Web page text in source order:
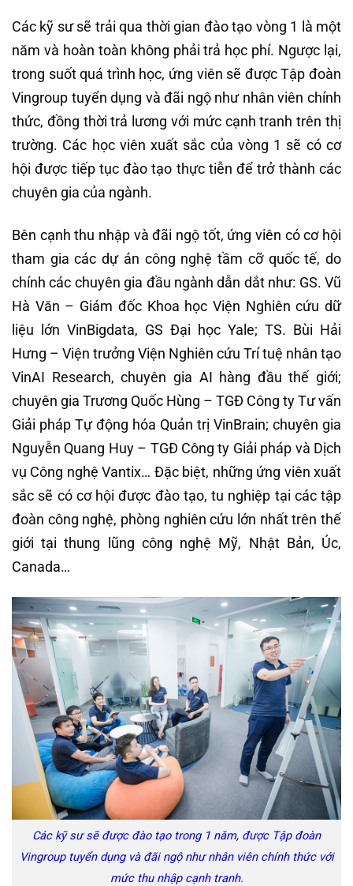
Các kỹ sư sẽ trải qua thời gian đào tạo vòng 1 là một
năm và hoàn toàn không phải trả học phí. Ngược lại,
trong suốt quá trình học, ứng viên sẽ được Tập đoàn
Vingroup tuyển dụng và đãi ngộ như nhân viên chính
thức, đồng thời trả lương với mức cạnh tranh trên thị
trường. Các học viên xuất sắc của vòng 1 sẽ có cơ
hội được tiếp tục đào tạo thực tiễn để trở thành các
chuyên gia của ngành.
Bên cạnh thu nhập và đãi ngộ tốt, ứng viên có cơ hội
tham gia các dự án công nghệ tầm cỡ quốc tế, do
chính các chuyên gia đầu ngành dẫn dắt như: GS. Vũ
Hà Văn – Giám đốc Khoa học Viện Nghiên cứu dữ
liệu lớn VinBigdata, GS Đại học Yale; TS. Bùi Hải
Hưng – Viện trưởng Viện Nghiên cứu Trí tuệ nhân tạo
VinAI Research, chuyên gia AI hàng đầu thế giới;
chuyên gia Trương Quốc Hùng – TGĐ Công ty Tư vấn
Giải pháp Tự động hóa Quản trị VinBrain; chuyên gia
Nguyễn Quang Huy – TGĐ Công ty Giải pháp và Dịch
vụ Công nghệ Vantix… Đặc biệt, những ứng viên xuất
sắc sẽ có cơ hội được đào tạo, tu nghiệp tại các tập
đoàn công nghệ, phòng nghiên cứu lớn nhất trên thế
giới tại thung lũng công nghệ Mỹ, Nhật Bản, Úc,
Canada…
Các kỹ sư sẽ được đào tạo trong 1 năm, được Tập đoàn
Vingroup tuyển dụng và đãi ngộ như nhân viên chính thức với
mức thu nhập cạnh tranh.